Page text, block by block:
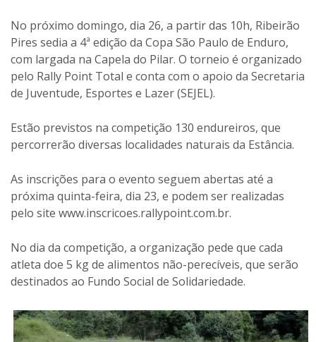
No próximo domingo, dia 26, a partir das 10h, Ribeirão
Pires sedia a 4ª edição da Copa São Paulo de Enduro,
com largada na Capela do Pilar. O torneio é organizado
pelo Rally Point Total e conta com o apoio da Secretaria
de Juventude, Esportes e Lazer (SEJEL).
Estão previstos na competição 130 endureiros, que
percorrerão diversas localidades naturais da Estância.
As inscrições para o evento seguem abertas até a
próxima quinta-feira, dia 23, e podem ser realizadas
pelo site www.inscricoes.rallypoint.com.br.
No dia da competição, a organização pede que cada
atleta doe 5 kg de alimentos não-perecíveis, que serão
destinados ao Fundo Social de Solidariedade.